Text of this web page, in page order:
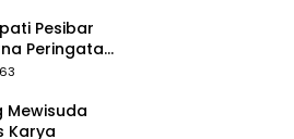
Pesibar
Peringatan
Mewisuda
Karya